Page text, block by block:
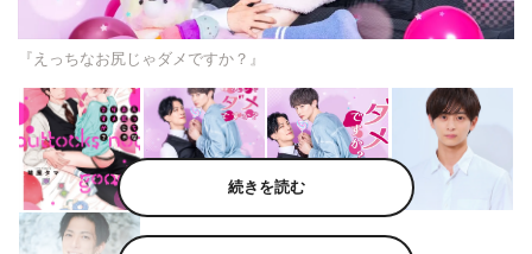
『えっちなお尻じゃダメですか？』
続きを読む